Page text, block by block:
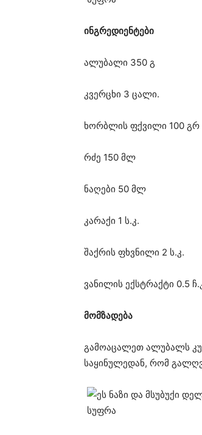
ინგრედიენტები
ალუბალი 350 გ
კვერცხი 3 ცალი.
ხორბლის ფქვილი 100 გრ
რძე 150 მლ
ნაღები 50 მლ
კარაქი 1 ს.კ.
შაქრის ფხვნილი 2 ს.კ.
ვანილის ექსტრაქტი 0.5
მომზადება
გამოაცალეთ ალუბალს
საყინულედან, რომ